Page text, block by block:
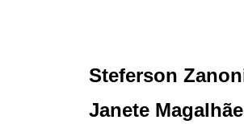
Steferson
Janete